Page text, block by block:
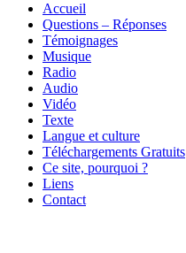
Accueil
Questions – Réponses
Témoignages
Musique
Radio
Audio
Vidéo
Texte
Langue et culture
Téléchargements Gratuits
Ce site, pourquoi ?
Liens
Contact